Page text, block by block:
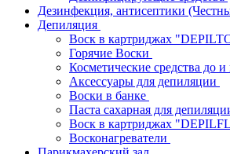
Дезинфекция, антисептики
Депиляция
Воск в картриджах
Горячие Воски
Косметические средства до
Аксессуары для депиляции
Воски в банке
Паста сахарная для
Воск в картриджах
Восконагреватели